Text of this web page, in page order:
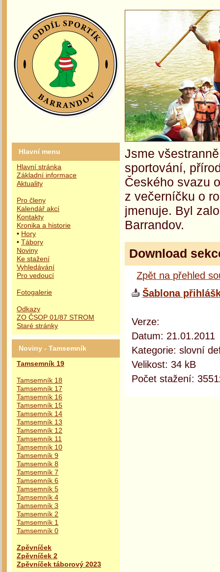
Hlavní menu
Hlavní stránka
Základní informace
Aktuality
Pro členy
Kalendář akcí
Kontakty
Kronika a historie
• Hory
• Tábory
Noviny
Ke stažení
Vyhledávání
Pro vedoucí
Fotogalerie
Odkazy
ZO ČSOP 01/87 STROM
Staré stránky
Noviny - Tamsemník
Tamsemník 19
Tamsemník 18
Tamsemník 17
Tamsemník 16
Tamsemník 15
Tamsemník 14
Tamsemník 13
Tamsemník 12
Tamsemník 11
Tamsemník 10
Tamsemník 9
Tamsemník 8
Tamsemník 7
Tamsemník 6
Tamsemník 5
Tamsemník 4
Tamsemník 3
Tamsemník 2
Tamsemník 1
Tamsemník 0
Zpěvníček
Zpěvníček 2
Zpěvníček táborový 2023
Jsme
sportování,
Českého svazu
z večerníčku o
jmenuje. Byl
Barrandov.
Download
Zpět na přehled
Šablona
Verze:
Datum: 21.01.2011
Kategorie: slovní
Velikost: 34 kB
Počet stažení: